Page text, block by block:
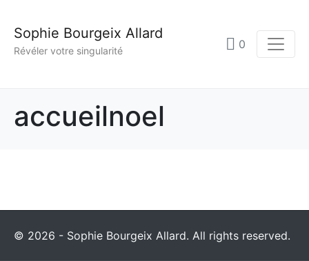
Sophie Bourgeix Allard
Révéler votre singularité 0
accueilnoel
© 2026 - Sophie Bourgeix Allard. All rights reserved.